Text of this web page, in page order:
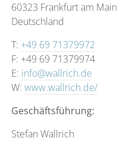
60323 Frankfurt am Main
Deutschland
T: +49 69 71379972
F: +49 69 71379974
E: info@wallrich.de
W:www.wallrich.de/
Geschäftsführung:
Stefan Wallrich